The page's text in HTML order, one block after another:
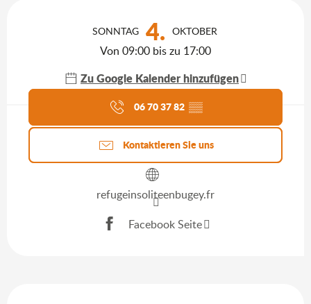
SONNTAG 4. OKTOBER
Von 09:00 bis zu 17:00
Zu Google Kalender hinzufügen
Aktuelle Agenda
06 70 37 82 ▒▒
Kontaktieren Sie uns
refugeinsoliteenbugey.fr
Facebook Seite